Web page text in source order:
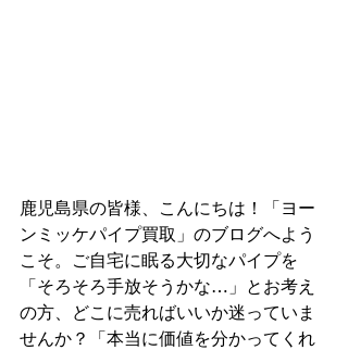
鹿児島県の皆様、こんにちは！「ヨー
ンミッケパイプ買取」のブログへよう
こそ。ご自宅に眠る大切なパイプを
「そろそろ手放そうかな…」とお考え
の方、どこに売ればいいか迷っていま
せんか？「本当に価値を分かってくれ